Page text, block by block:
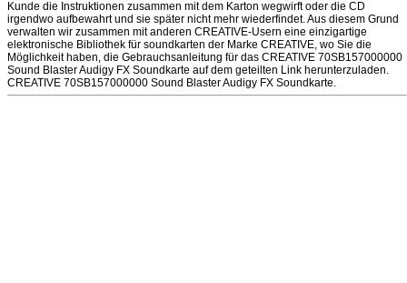
Kunde die Instruktionen zusammen mit dem Karton wegwirft oder die CD
irgendwo aufbewahrt und sie später nicht mehr wiederfindet. Aus diesem Grund
verwalten wir zusammen mit anderen CREATIVE-Usern eine einzigartige
elektronische Bibliothek für soundkarten der Marke CREATIVE, wo Sie die
Möglichkeit haben, die Gebrauchsanleitung für das CREATIVE 70SB157000000
Sound Blaster Audigy FX Soundkarte auf dem geteilten Link herunterzuladen.
CREATIVE 70SB157000000 Sound Blaster Audigy FX Soundkarte.